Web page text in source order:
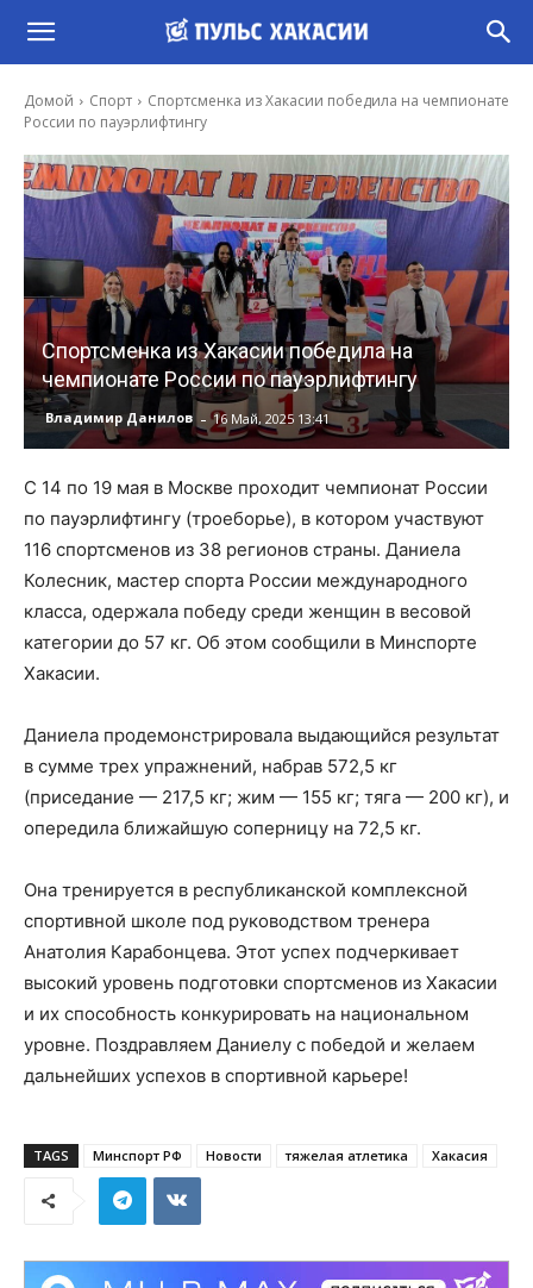
Домой Спорт
Спортсменка из Хакасии победила на чемпионате
России по пауэрлифтингу
Спортсменка из Хакасии победила на
чемпионате России по пауэрлифтингу
Владимир Данилов - 16 Май, 2025 13:41
С 14 по 19 мая в Москве проходит чемпионат России
по пауэрлифтингу (троеборье), в котором участвуют
116 спортсменов из 38 регионов страны. Даниела
Колесник, мастер спорта России международного
класса, одержала победу среди женщин в весовой
категории до 57 кг. Об этом сообщили в Минспорте
Хакасии.
Даниела продемонстрировала выдающийся результат
в сумме трех упражнений, набрав 572,5 кг
(приседание — 217,5 кг; жим — 155 кг; тяга — 200 кг), и
опередила ближайшую соперницу на 72,5 кг.
Она тренируется в республиканской комплексной
спортивной школе под руководством тренера
Анатолия Карабонцева. Этот успех подчеркивает
высокий уровень подготовки спортсменов из Хакасии
и их способность конкурировать на национальном
уровне. Поздравляем Даниелу с победой и желаем
дальнейших успехов в спортивной карьере!
TAGS Минспорт РФ Новости тяжелая атлетика Хакасия